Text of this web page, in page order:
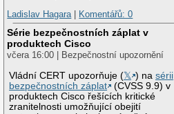
Ladislav Hagara| Komentářů: 0
Série bezpečnostních záplat v
produktech Cisco
včera 16:00 | Bezpečnostní upozornění
Vládní CERT upozorňuje (𝕏 ) nasérii
bezpečnostních záplat
(CVSS 9.9) v
produktech Cisco řešících kritické
zranitelnosti umožňující obejití